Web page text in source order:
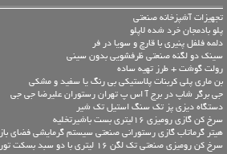
تجهیزات آشپزخانه صنعتی
پلو بادمجان خرد شده لاپلو
دلمه فلفل پنیری با قارچ و سویا در فر
سینک دو لگنه صنعتی ظرفشویی بدون سینی
رولت گوشت + طرز تهیه ساده
بن ماری پلی کربنات پلاستیکی بی رنگ یا سفید و مشکی
جی برگر شاپ در برج آ اس پ تهران رستوران علیرضا جی جی
دستگاه دیزی پز تک سنگ استیل تک شیر
سرخ کن گازی رومیزی 16لیتری بست باشیرتخلیه
هیتر گرماتاب گازی رستورانی صنعتی سیستم گرمایشی فضای باز
سرخ کن رومیزی صنعتی تک لگن 16 لیتری با دو سبد بسکت توری